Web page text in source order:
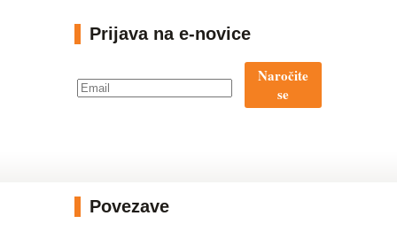
Prijava na e-novice
Naročite
se
Povezave